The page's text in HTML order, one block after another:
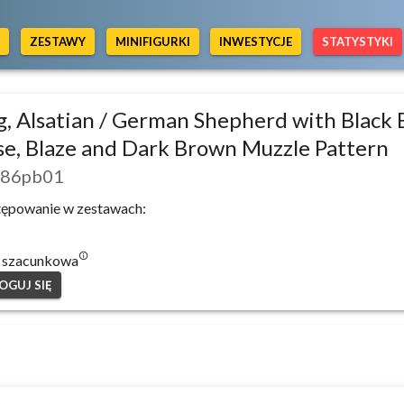
ZESTAWY MINIFIGURKI INWESTYCJE STATYSTYKI
Alsatian / German Shepherd with Black
Blaze and Dark Brown Muzzle Pattern
w zestawach:
szacunkowainfo_outlined
SIĘ